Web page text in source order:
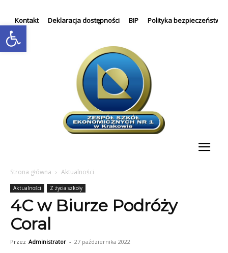
Otwórz pasek narzędzi
Kontakt Deklaracja dostępności BIP Polityka bezpieczeństwa
Strona główna Aktualności
Aktualności Z życia szkoły
4C w Biurze Podróży
Coral
Przez Administrator - 27 października 2022